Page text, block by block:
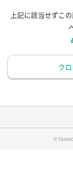
上記に該当せずこ
ク
©